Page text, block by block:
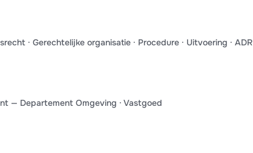
· Gerechtelijke organisatie · Procedure · Uitvoering · ADR
— Departement Omgeving · Vastgoed